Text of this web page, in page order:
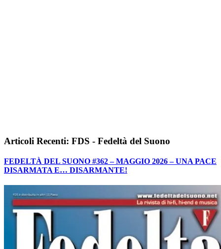
Articoli Recenti: FDS - Fedeltà del Suono
FEDELTÀ DEL SUONO #362 – MAGGIO 2026 – UNA PACE
DISARMATA E… DISARMANTE!